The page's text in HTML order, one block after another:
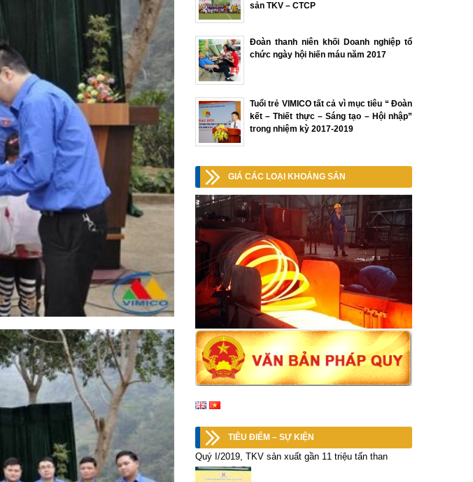
sản TKV – CTCP
Đoàn thanh niên khối Doanh nghiệp tổ
chức ngày hội hiến máu năm 2017
Tuổi trẻ VIMICO tất cả vì mục tiêu “ Đoàn
kết – Thiết thực – Sáng tạo – Hội nhập”
trong nhiệm kỳ 2017-2019
GIÁ CÁC LOẠI KHOÁNG SẢN
TIÊU ĐIỂM – SỰ KIỆN
Quý I/2019, TKV sản xuất gần 11 triệu tấn than